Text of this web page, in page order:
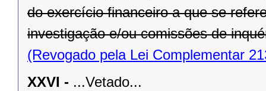
do exercício financeiro a que se
investigação e/ou comissões de
(Revogado pela Lei Complementar
XXVI - ...Vetado...